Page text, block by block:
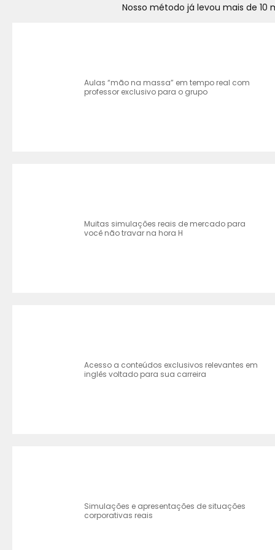
Nosso método já levou mais de
Aulas “mão na massa” em tempo real com
professor exclusivo para o grupo
Muitas simulações reais de mercado para
você não travar na hora H
Acesso a conteúdos exclusivos relevantes em
inglês voltado para sua carreira
Simulações e apresentações de situações
corporativas reais